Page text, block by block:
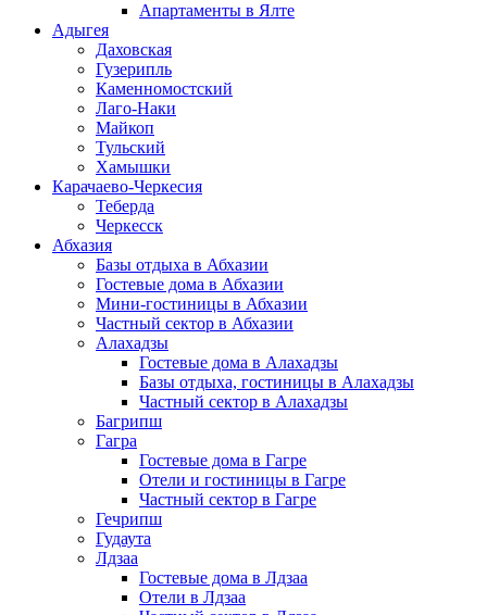
Апартаменты в Ялте
Адыгея
Даховская
Гузерипль
Каменномостский
Лаго-Наки
Майкоп
Тульский
Хамышки
Карачаево-Черкесия
Теберда
Черкесск
Абхазия
Базы отдыха в Абхазии
Гостевые дома в Абхазии
Мини-гостиницы в Абхазии
Частный сектор в Абхазии
Алахадзы
Гостевые дома в Алахадзы
Базы отдыха, гостиницы в Алахадзы
Частный сектор в Алахадзы
Багрипш
Гагра
Гостевые дома в Гагре
Отели и гостиницы в Гагре
Частный сектор в Гагре
Гечрипш
Гудаута
Лдзаа
Гостевые дома в Лдзаа
Отели в Лдзаа